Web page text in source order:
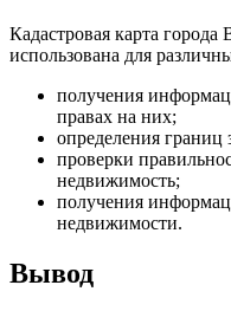
Кадастровая карта
использована для
получения
правах на них;
определения границ
проверки
недвижимость;
получения
недвижимости.
Вывод